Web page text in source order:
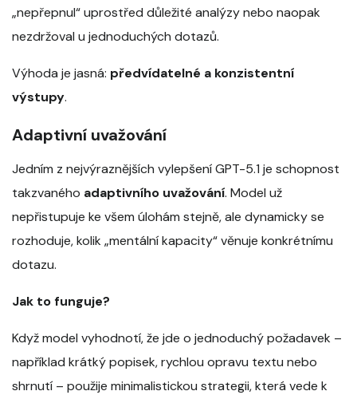
„nepřepnul“ uprostřed důležité analýzy nebo naopak
nezdržoval u jednoduchých dotazů.
Výhoda je jasná: předvídatelné a konzistentní
výstupy.
Adaptivní uvažování
Jedním z nejvýraznějších vylepšení GPT-5.1 je schopnost
takzvaného adaptivního uvažování. Model už
nepřistupuje ke všem úlohám stejně, ale dynamicky se
rozhoduje, kolik „mentální kapacity“ věnuje konkrétnímu
dotazu.
Jak to funguje?
Když model vyhodnotí, že jde o jednoduchý požadavek –
například krátký popisek, rychlou opravu textu nebo
shrnutí – použije minimalistickou strategii, která vede k